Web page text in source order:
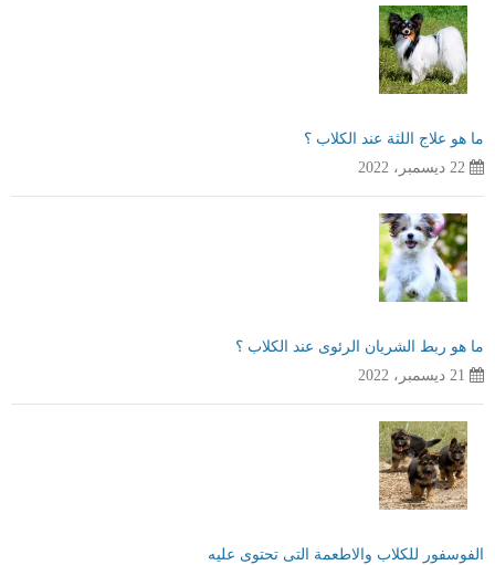
ما هو علاج اللثة عند الكلاب ؟
22 ديسمبر، 2022
ما هو ربط الشريان الرئوى عند الكلاب ؟
21 ديسمبر، 2022
الفوسفور للكلاب والاطعمة التى تحتوى عليه